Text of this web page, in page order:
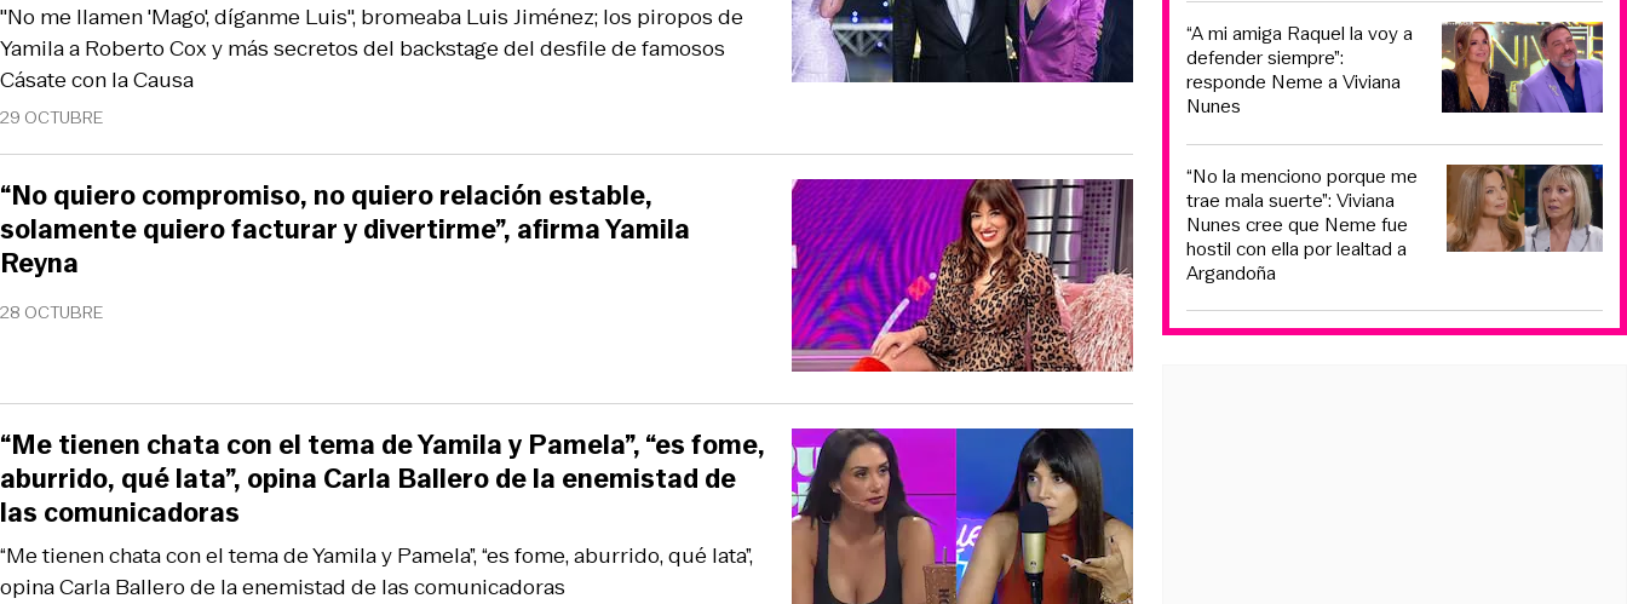
29 OCTUBRE
"No me llamen 'Mago', díganme Luis", bromeaba Luis Jiménez; los piropos de
Yamila a Roberto Cox y más secretos del backstage del desfile de famosos
Cásate con la Causa
28 OCTUBRE
“No quiero compromiso, no quiero relación estable,
solamente quiero facturar y divertirme”, afirma Yamila
Reyna
“Me tienen chata con el tema de Yamila y Pamela”, “es fome, aburrido, qué lata”,
opina Carla Ballero de la enemistad de las comunicadoras
“Me tienen chata con el tema de Yamila y Pamela”, “es fome,
aburrido, qué lata”, opina Carla Ballero de la enemistad de
las comunicadoras
“A mi amiga Raquel la voy a
defender siempre”:
responde Neme a Viviana
Nunes
“No la menciono porque me
trae mala suerte”: Viviana
Nunes cree que Neme fue
hostil con ella por lealtad a
Argandoña